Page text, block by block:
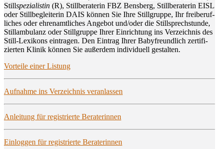
Stillspe­zia­lis­tin (R), Still­be­ra­te­rin FBZ Bens­berg, Still­be­ra­te­rin EISL
oder Still­be­glei­te­rin DAIS kön­nen Sie Ihre Still­grup­pe, Ihr frei­be­ruf­
li­ches oder ehren­amt­li­ches Ange­bot und/oder die Still­sprech­stun­de,
Still­am­bu­lanz oder Still­grup­pe Ihrer Ein­rich­tung ins Ver­zeich­nis des
Still-Lexi­kons ein­tra­gen. Den Ein­trag Ihrer Baby­freund­lich zer­ti­fi­
zier­ten Kli­nik kön­nen Sie außer­dem indi­vi­du­ell gestalten.
Vor­tei­le einer Listung
Auf­nah­me ins Ver­zeich­nis veranlassen
Anlei­tung für regis­trier­te Beraterinnen
Ein­log­gen für regis­trier­te Beraterinnen